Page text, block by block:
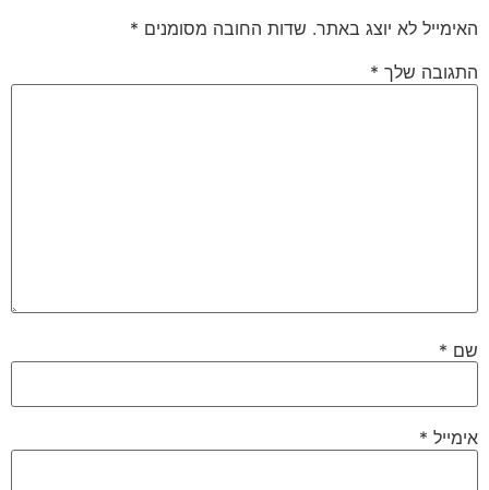
האימייל לא יוצג באתר. שדות החובה מסומנים *
התגובה שלך *
שם *
אימייל *